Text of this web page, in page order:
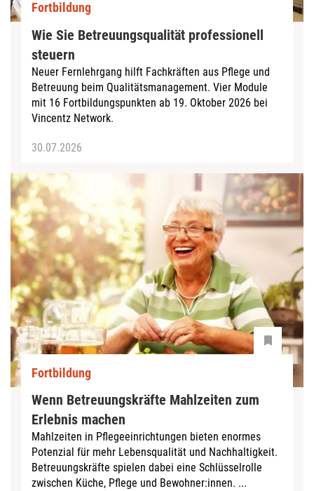
Fortbildung
Wie Sie Betreuungsqualität professionell
steuern
Neuer Fernlehrgang hilft Fachkräften aus Pflege und
Betreuung beim Qualitätsmanagement. Vier Module
mit 16 Fortbildungspunkten ab 19. Oktober 2026 bei
Vincentz Network.
30.07.2026
Fortbildung
Wenn Betreuungskräfte Mahlzeiten zum
Erlebnis machen
Mahlzeiten in Pflegeeinrichtungen bieten enormes
Potenzial für mehr Lebensqualität und Nachhaltigkeit.
Betreuungskräfte spielen dabei eine Schlüsselrolle
zwischen Küche, Pflege und Bewohner:innen. ...